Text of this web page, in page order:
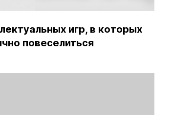
игр, в которых
повеселиться